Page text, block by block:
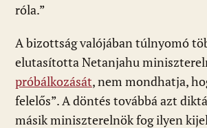
róla.”
A bizottság valójában túlnyomó
elutasította Netanjahu
próbálkozását, nem mondhatja,
felelős”. A döntés továbbá azt
másik miniszterelnök fog ilyen